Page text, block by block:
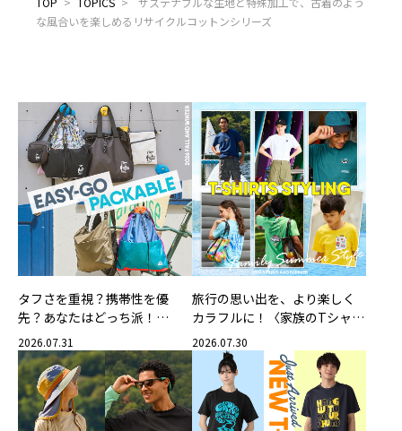
な風合いを楽しめるリサイクルコットンシリーズ
タフさを重視？携帯性を優
先？あなたはどっち派！
CHUMSの軽量バッグ
2026.07.31
旅行の思い出を、より楽しく
カラフルに！〈家族のTシャツ
スタイリング特集〉
2026.07.30